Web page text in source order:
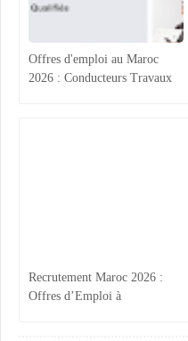
Offres d'emploi au Maroc
2026 : Conducteurs Travaux
Recrutement Maroc 2026 :
Offres d’Emploi à